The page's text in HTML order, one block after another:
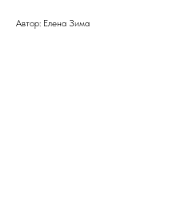
Автор: Елена Зима